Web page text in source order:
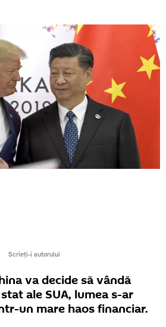
Scrieți-i autorului
va decide să vândă
ale SUA, lumea s-ar
un mare haos financiar.